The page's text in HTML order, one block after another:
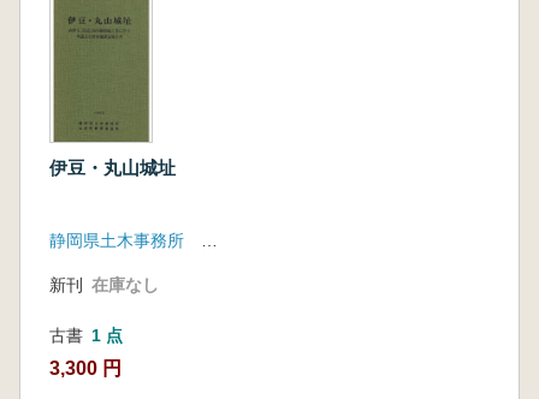
伊豆・丸山城址
新刊 在庫なし
古書 1 点
3,300 円